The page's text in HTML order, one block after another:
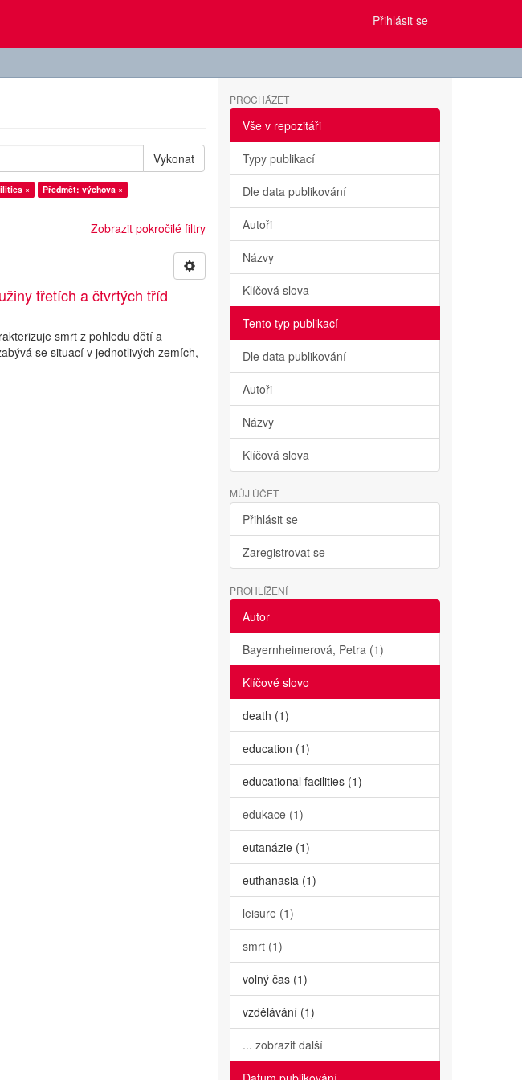
Přihlásit se
Vykonat
×
Předmět: výchova ×
Zobrazit pokročilé filtry
třetích a čtvrtých tříd
smrt z pohledu dětí a
se situací v jednotlivých zemích,
PROCHÁZET
Vše v repozitáři
Typy publikací
Dle data publikování
Autoři
Názvy
Klíčová slova
Tento typ publikací
Dle data publikování
Autoři
Názvy
Klíčová slova
MŮJ ÚČET
Přihlásit se
Zaregistrovat se
PROHLÍŽENÍ
Autor
Bayernheimerová, Petra (1)
Klíčové slovo
death (1)
education (1)
educational facilities (1)
edukace (1)
eutanázie (1)
euthanasia (1)
leisure (1)
smrt (1)
volný čas (1)
vzdělávání (1)
... zobrazit další